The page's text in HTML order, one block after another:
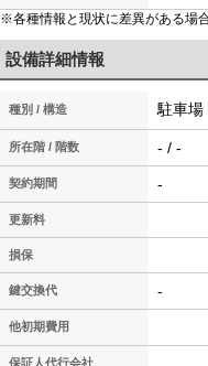
※各種情報と現状に差異がある場
設備詳細情報
種別 / 構造 駐車場
所在階 / 階数 - / -
契約期間 -
更新料
損保
鍵交換代 -
他初期費用
保証人代行会社